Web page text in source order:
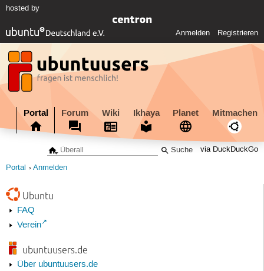
hosted by
Anmelden Registrieren
Portal Forum Wiki Ikhaya Planet Mitmachen
via DuckDuckGo
Portal Anmelden
Ubuntu
FAQ
Verein
ubuntuusers.de
Über ubuntuusers.de